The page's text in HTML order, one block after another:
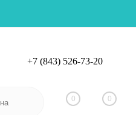
Вход
+7 (843) 526-73-20
0 0